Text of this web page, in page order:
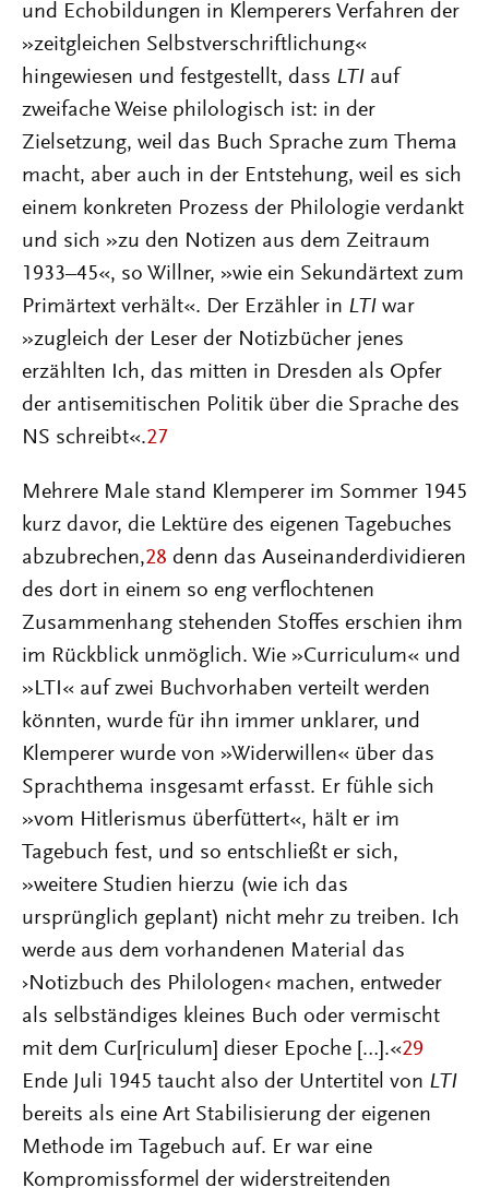
und Echobildungen in Klemperers Verfahren der
»zeitgleichen Selbstverschriftlichung«
hingewiesen und festgestellt, dass LTI auf
zweifache Weise philologisch ist: in der
Zielsetzung, weil das Buch Sprache zum Thema
macht, aber auch in der Entstehung, weil es sich
einem konkreten Prozess der Philologie verdankt
und sich »zu den Notizen aus dem Zeitraum
1933–45«, so Willner, »wie ein Sekundärtext zum
Primärtext verhält«. Der Erzähler in LTI war
»zugleich der Leser der Notizbücher jenes
erzählten Ich, das mitten in Dresden als Opfer
der antisemitischen Politik über die Sprache des
NS schreibt«.27
Mehrere Male stand Klemperer im Sommer 1945
kurz davor, die Lektüre des eigenen Tagebuches
abzubrechen,28 denn das Auseinanderdividieren
des dort in einem so eng verflochtenen
Zusammenhang stehenden Stoffes erschien ihm
im Rückblick unmöglich. Wie »Curriculum« und
»LTI« auf zwei Buchvorhaben verteilt werden
könnten, wurde für ihn immer unklarer, und
Klemperer wurde von »Widerwillen« über das
Sprachthema insgesamt erfasst. Er fühle sich
»vom Hitlerismus überfüttert«, hält er im
Tagebuch fest, und so entschließt er sich,
»weitere Studien hierzu (wie ich das
ursprünglich geplant) nicht mehr zu treiben. Ich
werde aus dem vorhandenen Material das
›Notizbuch des Philologen‹ machen, entweder
als selbständiges kleines Buch oder vermischt
mit dem Cur[riculum] dieser Epoche […].«29
Ende Juli 1945 taucht also der Untertitel von LTI
bereits als eine Art Stabilisierung der eigenen
Methode im Tagebuch auf. Er war eine
Kompromissformel der widerstreitenden